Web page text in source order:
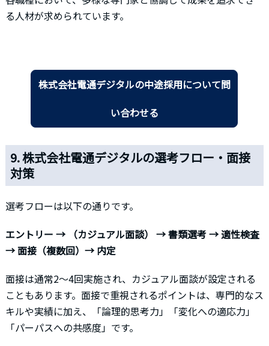
る人材が求められています。
株式会社電通デジタルの中途採用について問
い合わせる
9. 株式会社電通デジタルの選考フロー・面接
対策
選考フローは以下の通りです。
エントリー → （カジュアル面談） → 書類選考 → 適性検査
→ 面接（複数回）→ 内定
面接は通常2〜4回実施され、カジュアル面談が設定される
こともあります。面接で重視されるポイントは、専門的なス
キルや実績に加え、「論理的思考力」「変化への適応力」
「パーパスへの共感度」です。